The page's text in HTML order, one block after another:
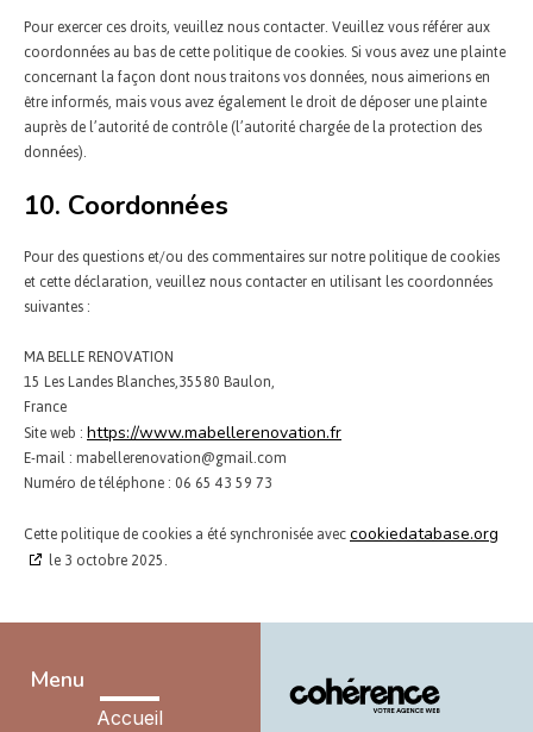
Pour exercer ces droits, veuillez nous contacter. Veuillez vous référer aux
coordonnées au bas de cette politique de cookies. Si vous avez une plainte
concernant la façon dont nous traitons vos données, nous aimerions en
être informés, mais vous avez également le droit de déposer une plainte
auprès de l’autorité de contrôle (l’autorité chargée de la protection des
données).
10. Coordonnées
Pour des questions et/ou des commentaires sur notre politique de cookies
et cette déclaration, veuillez nous contacter en utilisant les coordonnées
suivantes :
MA BELLE RENOVATION
15 Les Landes Blanches,35580 Baulon,
France
Site web : https://www.mabellerenovation.fr
E-mail :mabellerenovation@gmail.com
Numéro de téléphone : 06 65 43 59 73
Cette politique de cookies a été synchronisée aveccookiedatabase.org
le 3 octobre 2025.
Menu
Accueil